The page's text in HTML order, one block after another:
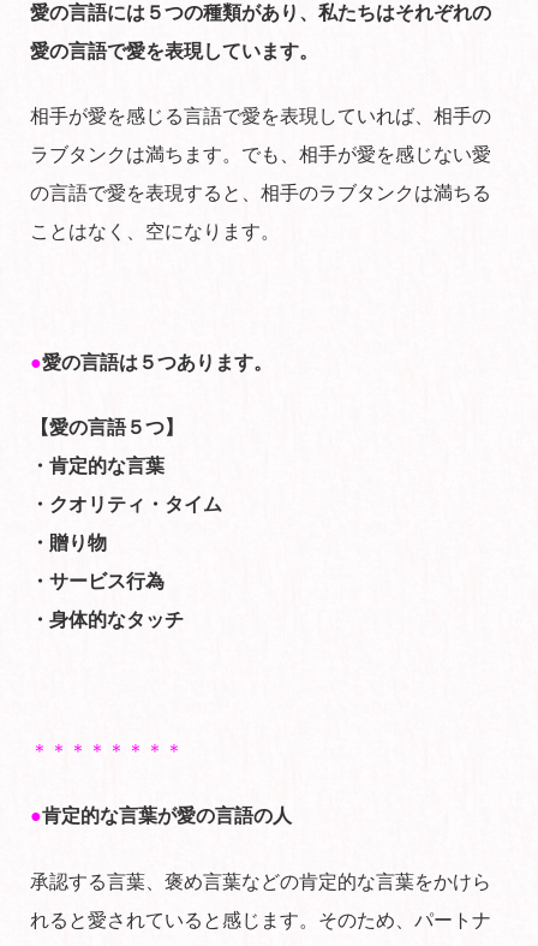
愛の言語には５つの種類があり、私たちはそれぞれの
愛の言語で愛を表現しています。
相手が愛を感じる言語で愛を表現していれば、相手の
ラブタンクは満ちます。でも、相手が愛を感じない愛
の言語で愛を表現すると、相手のラブタンクは満ちる
ことはなく、空になります。
●愛の言語は５つあります。
【愛の言語５つ】
・肯定的な言葉
・クオリティ・タイム
・贈り物
・サービス行為
・身体的なタッチ
＊＊＊＊＊＊＊＊
●肯定的な言葉が愛の言語の人
承認する言葉、褒め言葉などの肯定的な言葉をかけら
れると愛されていると感じます。そのため、パートナ